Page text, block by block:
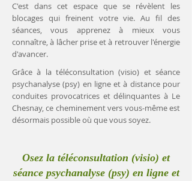
C'est dans cet espace que se révèlent les
blocages qui freinent votre vie. Au fil des
séances, vous apprenez à mieux vous
connaître, à lâcher prise et à retrouver l'énergie
d'avancer.
Grâce à la téléconsultation (visio) et séance
psychanalyse (psy) en ligne et à distance pour
conduites provocatrices et délinquantes à Le
Chesnay, ce cheminement vers vous-même est
désormais possible où que vous soyez.
Osez la téléconsultation (visio) et
séance psychanalyse (psy) en ligne et